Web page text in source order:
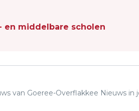
en middelbare scholen
van Goeree-Overflakkee Nieuws in